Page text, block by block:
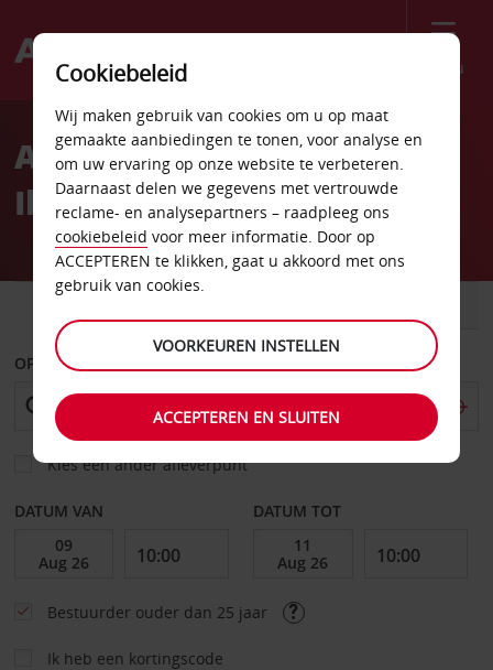
Menu
Welcome
AvisAutoverhuur Luchthaven
Ibiza (IBZ)
OPHALEN OP
Kies een ander afleverpunt
DATUM VAN DATUM TOT
Bestuurder ouder dan 25 jaar
Ik heb een kortingscode
Cookiebeleid
Wij maken gebruik van cookies om u op maat
gemaakte aanbiedingen te tonen, voor analyse en
om uw ervaring op onze website te verbeteren.
Daarnaast delen we gegevens met vertrouwde
reclame- en analysepartners – raadpleeg ons
cookiebeleid voor meer informatie. Door op
ACCEPTEREN te klikken, gaat u akkoord met ons
gebruik van cookies.
VOORKEUREN INSTELLEN
ACCEPTEREN EN SLUITEN